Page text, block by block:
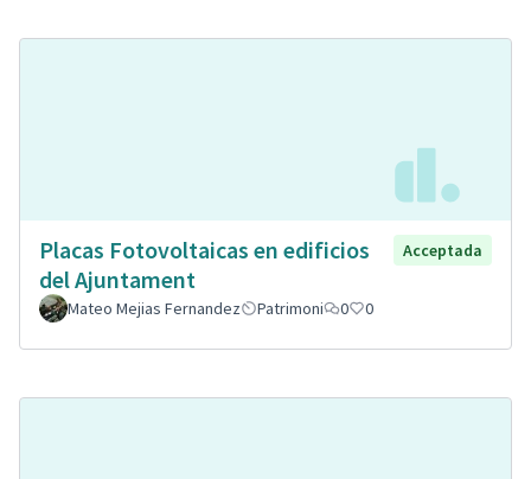
Placas Fotovoltaicas en edificios
del Ajuntament
Acceptada
Mateo Mejias Fernandez Patrimoni 0 0